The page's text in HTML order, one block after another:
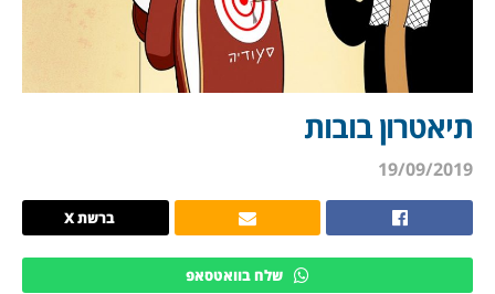
תיאטרון בובות
19/09/2019
ברשת X
שלח בוואטסאפ